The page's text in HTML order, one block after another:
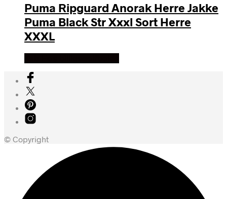
Puma Ripguard Anorak Herre Jakke
Puma Black Str Xxxl Sort Herre
XXXL
© Copyright